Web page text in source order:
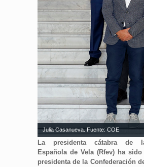
Julia Casanueva. Fuente: COE
La presidenta cátabra de
Española de Vela (Rfev) ha
presidenta de la Confederación